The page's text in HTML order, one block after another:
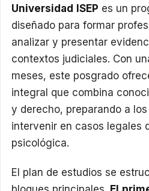
Universidad ISEP es un
diseñado para formar
analizar y presentar
contextos judiciales. Con
meses, este posgrado
integral que combina
y derecho, preparando a
intervenir en casos legales
psicológica.​
El plan de estudios se